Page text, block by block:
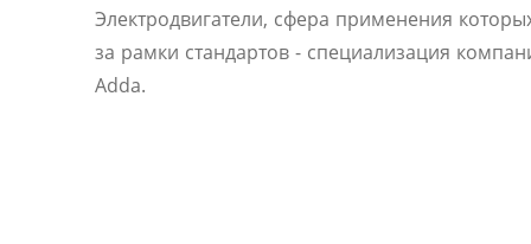
Электродвигатели, сфера применения
за рамки стандартов - специализация
Adda.